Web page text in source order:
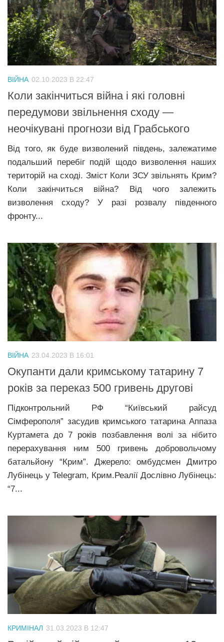
ВІЙНА 02.10.2023 В 22:47
Коли закінчиться війна і які головні
передумови звільнення сходу —
неочікувані прогнози від Грабського
Від того, як буде визволений південь, залежатиме
подальший перебіг подій щодо визволення наших
територій на сході. Зміст Коли ЗСУ звільнять Крим?
Коли закінчиться війна? Від чого залежить
визволення сходу? У разі розвалу південного
фронту...
ВІЙНА 23.04.2023 В 16:01
Окупанти дали кримському татарину 7
років за переказ 500 гривень другові
Підконтрольний РФ “Київський райсуд
Сімферополя” засудив кримського татарина Аппаза
Куртамета до 7 років позбавлення волі за нібито
перерахування ним 500 гривень добровольчому
батальйону “Крим”. Джерело: омбудсмен Дмитро
Лубінець у Telegram, Крим.Реалії Дослівно Лубінець:
“7...
КРИМІНАЛ 31.03.2023 В 12:47